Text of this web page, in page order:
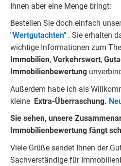
Ihnen aber eine Menge bringt:
Bestellen Sie doch einfach
"Wertgutachten" . Sie erhalten
wichtige Informationen zum
Immobilien, Verkehrswert, Gu
Immobilienbewertung
Außerdem habe ich als
kleine Extra-Überraschung.
Sie sehen, unsere
Immobilienbewertung fängt
Viele Grüße sendet Ihnen der
Sachverständige für